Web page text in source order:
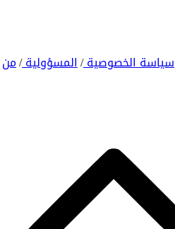
سياسة الخصوصية/ المسؤولية/ من